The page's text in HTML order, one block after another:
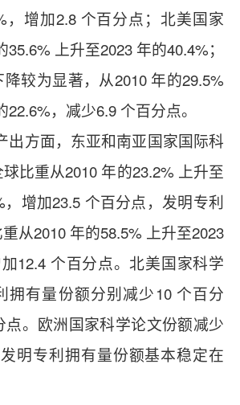
，增加2.8 个百分点；北美国家
上升至2023 年的40.4%；
较为显著，从2010 年的29.5%
，减少6.9 个百分点。
方面，东亚和南亚国家国际科
比重从2010 年的23.2% 上升至
，增加23.5 个百分点，发明专利
从2010 年的58.5% 上升至2023
12.4 个百分点。北美国家科学
拥有量份额分别减少10 个百分
点。欧洲国家科学论文份额减少
明专利拥有量份额基本稳定在